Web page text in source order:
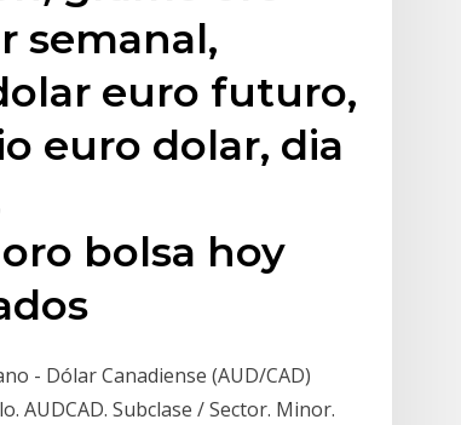
semanal,
euro futuro,
euro dolar, dia
bolsa hoy
- Dólar Canadiense (AUD/CAD)
AUDCAD. Subclase / Sector. Minor.